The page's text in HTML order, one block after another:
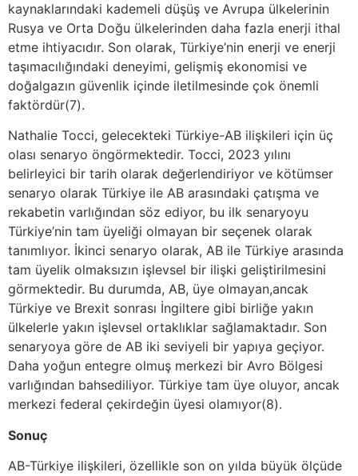
kaynaklarındaki kademeli düşüş ve Avrupa ülkelerinin
Rusya ve Orta Doğu ülkelerinden daha fazla enerji ithal
etme ihtiyacıdır. Son olarak, Türkiye’nin enerji ve enerji
taşımacılığındaki deneyimi, gelişmiş ekonomisi ve
doğalgazın güvenlik içinde iletilmesinde çok önemli
faktördür(7).
Nathalie Tocci, gelecekteki Türkiye-AB ilişkileri için üç
olası senaryo öngörmektedir. Tocci, 2023 yılını
belirleyici bir tarih olarak değerlendiriyor ve kötümser
senaryo olarak Türkiye ile AB arasındaki çatışma ve
rekabetin varlığından söz ediyor, bu ilk senaryoyu
Türkiye’nin tam üyeliği olmayan bir seçenek olarak
tanımlıyor. İkinci senaryo olarak, AB ile Türkiye arasında
tam üyelik olmaksızın işlevsel bir ilişki geliştirilmesini
görmektedir. Bu durumda, AB, üye olmayan,ancak
Türkiye ve Brexit sonrası İngiltere gibi birliğe yakın
ülkelerle yakın işlevsel ortaklıklar sağlamaktadır. Son
senaryoya göre de AB iki seviyeli bir yapıya geçiyor.
Daha yoğun entegre olmuş merkezi bir Avro Bölgesi
varlığından bahsediliyor. Türkiye tam üye oluyor, ancak
merkezi federal çekirdeğin üyesi olamıyor(8).
Sonuç
AB-Türkiye ilişkileri, özellikle son on yılda büyük ölçüde